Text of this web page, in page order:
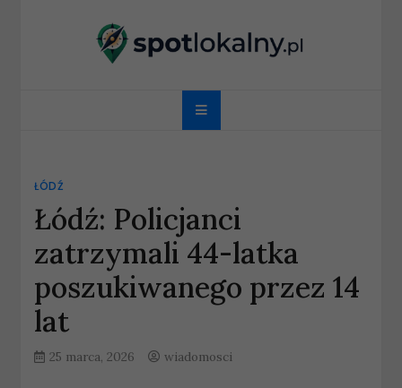
spotlokalny.pl
ŁÓDŹ
Łódź: Policjanci
zatrzymali 44-latka
poszukiwanego przez 14
lat
25 marca, 2026 wiadomosci